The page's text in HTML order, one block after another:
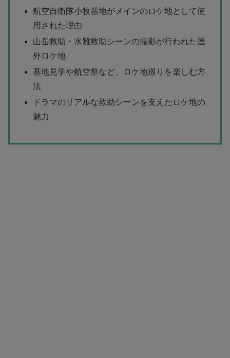
航空自衛隊小牧基地がメインのロケ地として使
用された理由
山岳救助・水難救助シーンの撮影が行われた屋
外ロケ地
基地見学や航空祭など、ロケ地巡りを楽しむ方
法
ドラマのリアルな救助シーンを支えたロケ地の
魅力